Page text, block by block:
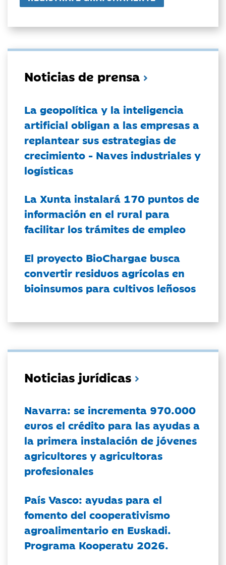
Noticias de prensa
La geopolítica y la inteligencia
artificial obligan a las empresas a
replantear sus estrategias de
crecimiento - Naves industriales y
logísticas
La Xunta instalará 170 puntos de
información en el rural para
facilitar los trámites de empleo
El proyecto BioChargae busca
convertir residuos agrícolas en
bioinsumos para cultivos leñosos
Noticias jurídicas
Navarra: se incrementa 970.000
euros el crédito para las ayudas a
la primera instalación de jóvenes
agricultores y agricultoras
profesionales
País Vasco: ayudas para el
fomento del cooperativismo
agroalimentario en Euskadi.
Programa Kooperatu 2026.